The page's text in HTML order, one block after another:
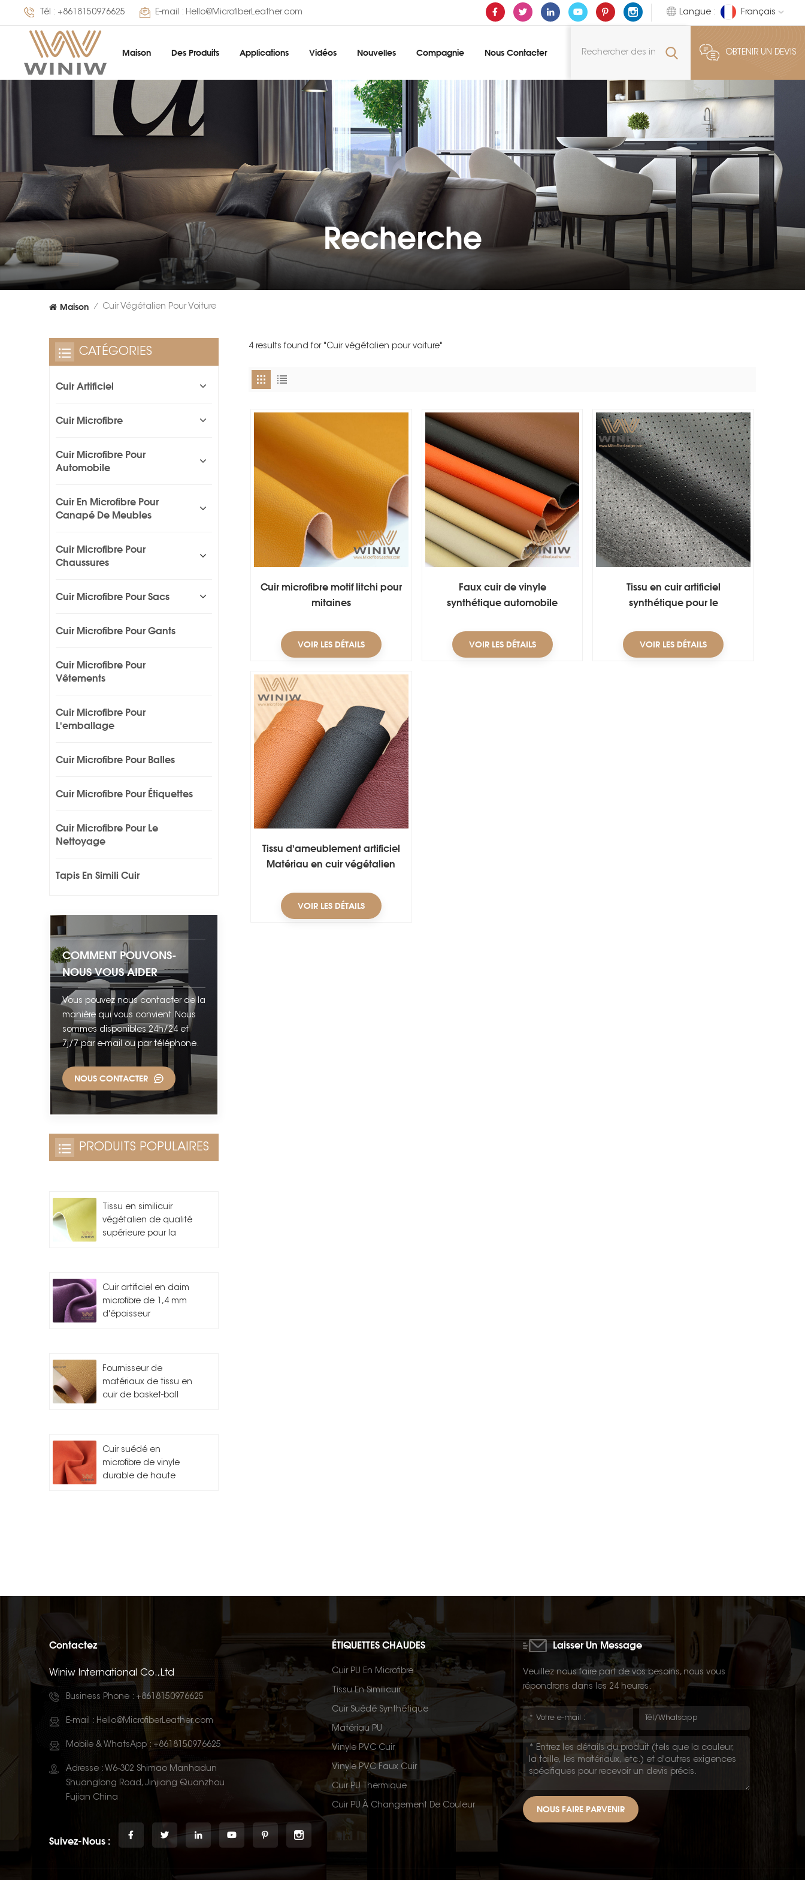
Tél : +8618150976625 E-mail : Hello@MicrofiberLeather.com Langue : Français
OBTENIR UN DEVIS
Maison Des Produits Applications Vidéos Nouvelles Compagnie Nous Contacter
Recherche
Maison / Cuir Végétalien Pour Voiture
4 results found for "Cuir végétalien pour voiture"
Cuir microfibre motif litchi pour
mitaines
VOIR LES DÉTAILS
Faux cuir de vinyle
synthétique automobile
VOIR LES DÉTAILS
Tissu en cuir artificiel
synthétique pour le
siège
VOIR LES DÉTAILS
Tissu d'ameublement artificiel
Matériau en cuir végétalien
VOIR LES DÉTAILS
CATÉGORIES
Cuir Artificiel
Cuir Microfibre
Cuir Microfibre Pour
Automobile
Cuir En Microfibre Pour
Canapé De Meubles
Cuir Microfibre Pour
Chaussures
Cuir Microfibre Pour Sacs
Cuir Microfibre Pour Gants
Cuir Microfibre Pour
Vêtements
Cuir Microfibre Pour
L'emballage
Cuir Microfibre Pour Balles
Cuir Microfibre Pour Étiquettes
Cuir Microfibre Pour Le
Nettoyage
Tapis En Simili Cuir
COMMENT POUVONS-
NOUS VOUS AIDER
Vous pouvez nous contacter de la
manière qui vous convient. Nous
sommes disponibles 24h/24 et
7j/7 par e-mail ou par téléphone.
NOUS CONTACTER
PRODUITS POPULAIRES
Tissu en similicuir
végétalien de qualité
supérieure pour la
Cuir artificiel en daim
microfibre de 1,4 mm
d'épaisseur
Fournisseur de
matériaux de tissu en
cuir de basket-ball
Cuir suédé en
microfibre de vinyle
durable de haute
Contactez
Winiw International Co.,Ltd
Business Phone : +8618150976625
E-mail : Hello@MicrofiberLeather.com
Mobile & WhatsApp : +8618150976625
Adresse : W6-302 Shimao Manhadun
Shuanglong Road, Jinjiang Quanzhou
Fujian China
ÉTIQUETTES CHAUDES
Cuir PU En Microfibre
Tissu En Similicuir
Cuir Suédé Synthétique
Matériau PU
Vinyle PVC Cuir
Vinyle PVC Faux Cuir
Cuir PU Thermique
Cuir PU À Changement De Couleur
Laisser Un Message
Veuillez nous faire part de vos besoins, nous vous
répondrons dans les 24 heures.
Suivez-Nous :